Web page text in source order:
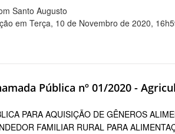
Santo Augusto
em Terça, 10 de Novembro de 2020,
Pública nº 01/2020 -
PARA AQUISIÇÃO DE GÊNEROS
FAMILIAR RURAL PARA